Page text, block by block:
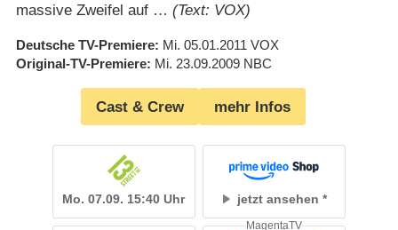
massive Zweifel auf … (Text: VOX)
Deutsche TV-Premiere Mi. 05.01.2011 VOX
Original-TV-Premiere Mi. 23.09.2009 NBC
Cast & Crew mehr Infos
Mo. 07.09. 15:40 Uhr jetzt ansehen
MagentaTV